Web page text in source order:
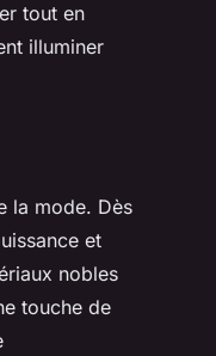
tout en
illuminer
la mode. Dès
et
nobles
touche de